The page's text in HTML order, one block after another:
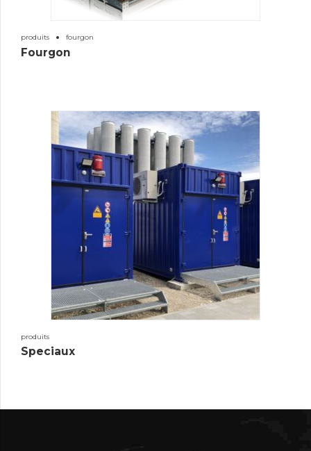
produits fourgon
Fourgon
produits
Speciaux